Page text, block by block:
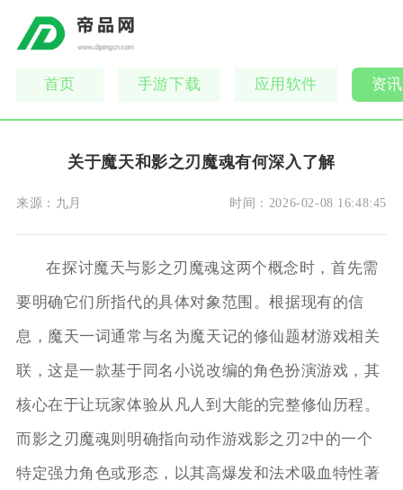
首页 手游下载 应用软件 资
关于魔天和影之刃魔魂有何深入了解
来源： 九月 时间： 2026-02-08 16:48:45
在探讨魔天与影之刃魔魂这两个概念时，首先需
要明确它们所指代的具体对象范围。根据现有的信
息，魔天一词通常与名为魔天记的修仙题材游戏相关
联，这是一款基于同名小说改编的角色扮演游戏，其
核心在于让玩家体验从凡人到大能的完整修仙历程。
而影之刃魔魂则明确指向动作游戏影之刃2中的一个
特定强力角色或形态，以其高爆发和法术吸血特性著